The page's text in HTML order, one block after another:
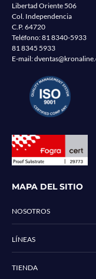
Libertad Oriente 506
Col. Independencia
C.P. 64720
Teléfono:81 8340-5933
81 8345 5933
E-mail:
MAPA DEL SITIO
NOSOTROS
LÍNEAS
TIENDA